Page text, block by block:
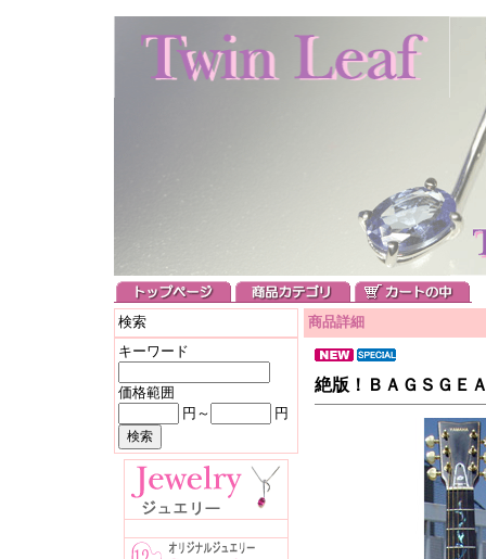
検索
キーワード
価格範囲
円～
円
商品詳細
絶版！ＢＡＧＳＧＥ